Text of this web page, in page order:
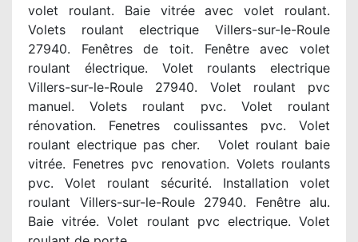
volet roulant. Baie vitrée avec volet roulant.
Volets roulant electrique Villers-sur-le-Roule
27940. Fenêtres de toit. Fenêtre avec volet
roulant électrique. Volet roulants electrique
Villers-sur-le-Roule 27940. Volet roulant pvc
manuel. Volets roulant pvc. Volet roulant
rénovation. Fenetres coulissantes pvc. Volet
roulant electrique pas cher. Volet roulant baie
vitrée. Fenetres pvc renovation. Volets roulants
pvc. Volet roulant sécurité. Installation volet
roulant Villers-sur-le-Roule 27940. Fenêtre alu.
Baie vitrée. Volet roulant pvc electrique. Volet